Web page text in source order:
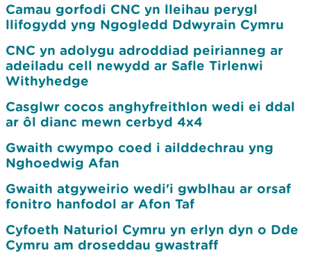
Camau gorfodi CNC yn lleihau perygl
llifogydd yng Ngogledd Ddwyrain Cymru
CNC yn adolygu adroddiad peirianneg ar
adeiladu cell newydd ar Safle Tirlenwi
Withyhedge
Casglwr cocos anghyfreithlon wedi ei ddal
ar ôl dianc mewn cerbyd 4x4
Gwaith cwympo coed i ailddechrau yng
Nghoedwig Afan
Gwaith atgyweirio wedi'i gwblhau ar orsaf
fonitro hanfodol ar Afon Taf
Cyfoeth Naturiol Cymru yn erlyn dyn o Dde
Cymru am droseddau gwastraff